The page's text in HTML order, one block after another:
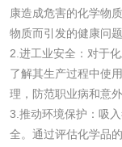
康造成危害的化学物
物质而引发的健康问题
2.进工业安全：对于
了解其生产过程中使
理，防范职业病和意
3.推动环境保护：吸
全。通过评估化学品